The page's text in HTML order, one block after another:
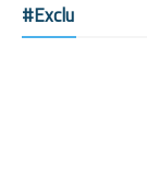
#Exclu